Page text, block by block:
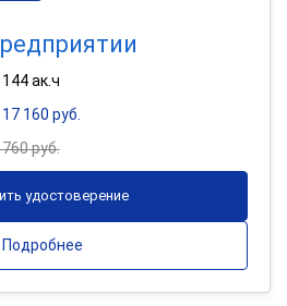
ак.ч
160 руб.
руб.
удостоверение
Подробнее